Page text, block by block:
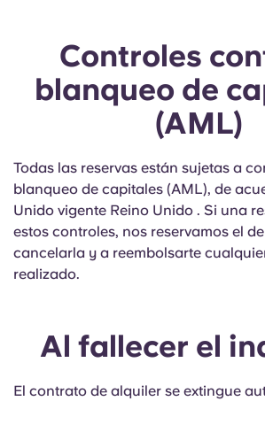
Controles
blanqueo de
(AML)
Todas las reservas están sujetas a
blanqueo de capitales (AML), de
Unido vigente Reino Unido . Si una
estos controles, nos reservamos el
cancelarla y a reembolsarte
realizado.
Al fallecer el
El contrato de alquiler se extingue